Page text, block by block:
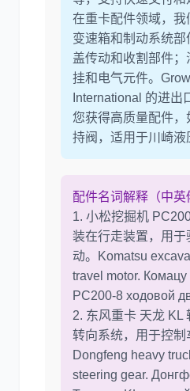
尼桑
在重卡配件领域，我
变速箱和制动系统
盖传动和收割部件
挂和电气元件。
International 的进出
您获得高质量配件，
持阀，适用于川崎液
配件名词解释（中英
1. 小松挖掘机
装在行走装置，用于
动。Komatsu
travel motor. Комацу
PC200-8 ходовой
2. 东风重卡 天龙 KL
转向系统，用于控制
Dongfeng heavy
steering gear.